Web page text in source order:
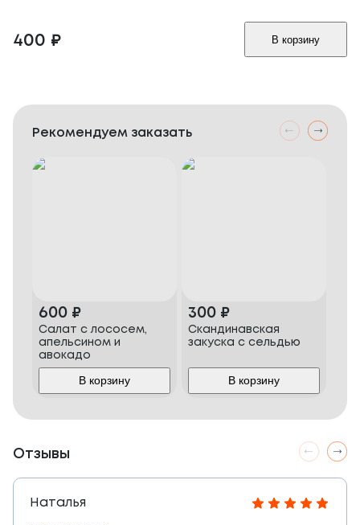
400 ₽ В корзину
Рекомендуем заказать
600 ₽
Салат с лососем,
апельсином и
авокадо
В корзину
300 ₽
Скандинавская
закуска с сельдью
В корзину
Отзывы
Наталья